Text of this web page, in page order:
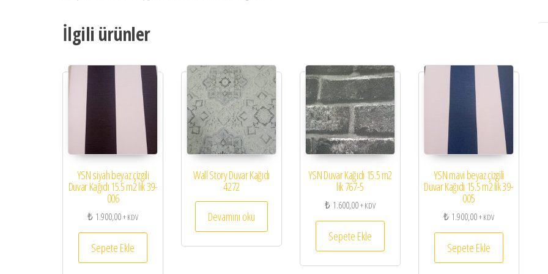
İlgili ürünler
YSN siyah beyaz çizgili
Duvar Kağıdı 15.5 m2 lik 39-
006
₺ 1.900,00+ KDV
Sepete Ekle
Wall Story Duvar Kağıdı
4272
Devamını oku
YSN Duvar Kağıdı 15.5 m2
lik 767-5
₺1.600,00+ KDV
Sepete Ekle
YSN mavi beyaz çizgili
Duvar Kağıdı 15.5 m2 lik 39-
005
₺1.900,00+ KDV
Sepete Ekle